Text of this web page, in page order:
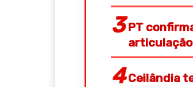
PT
articulação
Ceilândia